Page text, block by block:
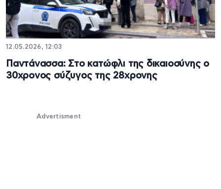
12.05.2026, 12:03
Παντάνασσα: Στο κατώφλι της δικαιοσύνης ο
30χρονος σύζυγος της 28χρονης
Advertisment